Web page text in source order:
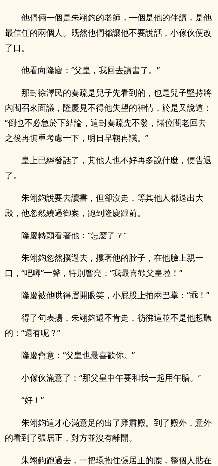
他們倆一個是朱翊鈞的老師，一個是他的伴讀，是他
最信任的兩個人。既然他們都讓他不要說話，小傢伙便改
了口。
他看向隆慶：“父皇，我回去讀書了。”
那封徐澤民的奏疏是兒子先看到的，也是兒子堅持將
內閣召來面議，隆慶見不得他失望的神情，於是又說道：
“倒也不必急於下結論，這封奏疏先不發，諸位閣老回去
之後再慎重考慮一下，明日早朝再議。”
皇上已經發話了，其他人也不好再多說什麼，便告退
了。
朱翊鈞說要去讀書，但卻沒走，等其他人都退出大
殿，他忽然繞過御案，跑到隆慶跟前。
隆慶轉頭看著他：“怎麼了？”
朱翊鈞忽然撲過去，摟著他的脖子，在他臉上親一
口，“吧唧”一聲，特別響亮：“我最喜歡父皇啦！”
隆慶被他哄得眉開眼笑，小屁股上拍兩巴掌：“乖！”
得了句表揚，朱翊鈞還不肯走，彷彿這並不是他想聽
的：“還有呢？”
隆慶會意：“父皇也最喜歡你。”
小傢伙滿意了：“那父皇中午要和我一起用午膳。”
“好！”
朱翊鈞這才心滿意足的出了雍肅殿。到了殿外，意外
的看到了張居正，對方並沒有離開。
朱翊鈞跑過去，一把環抱住張居正的腰，整個人貼在